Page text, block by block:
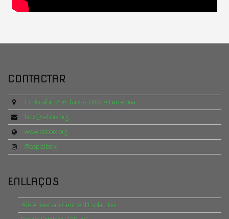
CONTACTAR
C/ Rocafort 236, baixos. 08029 Barcelona
boix@ceboix.org
www.ceboix.org
@esplaiboix
ENLLAÇOS
40è Aniversari Centre d'Esplai Boix